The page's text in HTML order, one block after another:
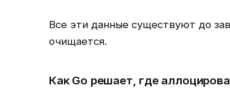
Все эти данные существуют до
очищается.
Как Go решает, где